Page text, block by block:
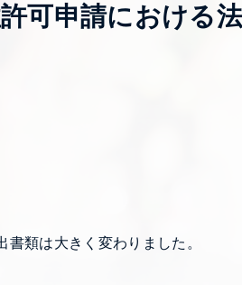
可申請における
類は大きく変わりました。